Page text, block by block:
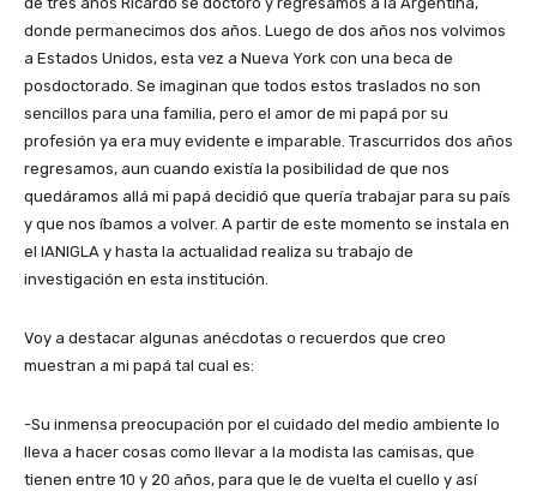
donde permanecimos dos años. Luego de dos años nos volvimos
a Estados Unidos, esta vez a Nueva York con una beca de
posdoctorado. Se imaginan que todos estos traslados no son
sencillos para una familia, pero el amor de mi papá por su
profesión ya era muy evidente e imparable. Trascurridos dos años
regresamos, aun cuando existía la posibilidad de que nos
quedáramos allá mi papá decidió que quería trabajar para su país
y que nos íbamos a volver. A partir de este momento se instala en
el IANIGLA y hasta la actualidad realiza su trabajo de
investigación en esta institución.
Voy a destacar algunas anécdotas o recuerdos que creo
muestran a mi papá tal cual es:
-Su inmensa preocupación por el cuidado del medio ambiente lo
lleva a hacer cosas como llevar a la modista las camisas, que
tienen entre 10 y 20 años, para que le de vuelta el cuello y así